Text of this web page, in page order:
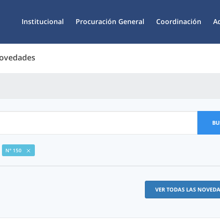
Institucional Procuración General Coordinación
N° 150
VER TODAS LAS